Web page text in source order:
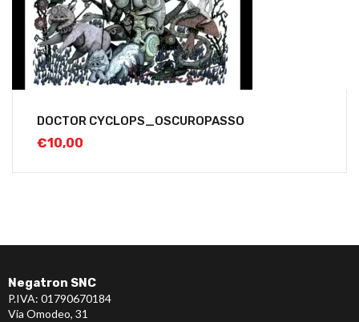
DOCTOR CYCLOPS_OSCUROPASSO
€10,00
Negatron SNC
P.IVA: 01790670184
Via Omodeo, 31